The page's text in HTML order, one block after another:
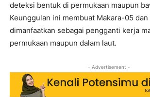
deteksi bentuk di permukaan maupun
Keunggulan ini membuat Makara-05
dimanfaatkan sebagai pengganti kerja
permukaan maupun dalam laut.
- Advertisement -